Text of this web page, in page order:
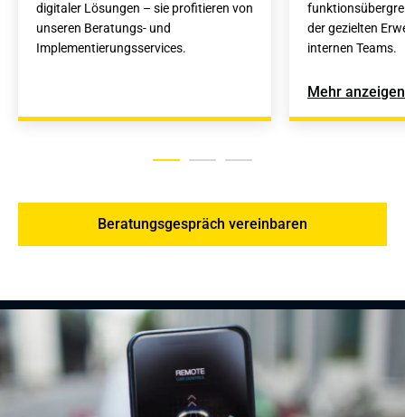
digitaler Lösungen – sie profitieren von
unseren Beratungs- und
Implementierungsservices.
der gezielten
internen Teams.
Mehr anzeigen
Beratungsgespräch vereinbaren